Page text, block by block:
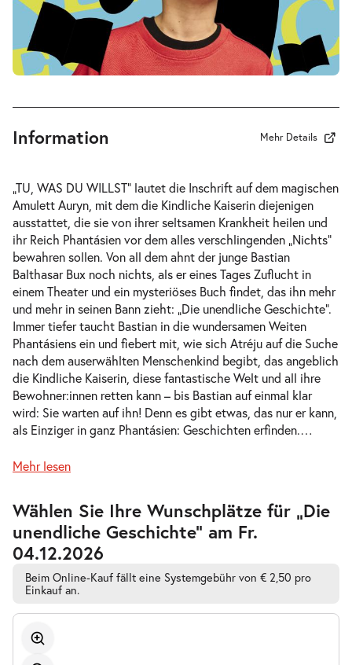
Die unendliche Geschichte-
Fr.
02.10.2026
Fr. 02.10.2026
Tickets
Die unendliche Geschichte-
Fr.
02.10.2026
Fr. 02.10.2026
16:00–18:00 Uhr
Tickets
Die unendliche Geschichte-
Mi.
11.11.2026
Mi. 11.11.2026
10:30–12:30 Uhr
Tickets
Mi.
11.11.2026
Mi. 11.11.2026
16:00–18:00 Uhr
Tickets
Information Mehr Details
„TU, WAS DU WILLST“ lautet die Inschrift auf dem magischen
Amulett Auryn, mit dem die Kindliche Kaiserin diejenigen
ausstattet, die sie von ihrer seltsamen Krankheit heilen und
ihr Reich Phantásien vor dem alles verschlingenden „Nichts“
bewahren sollen. Von all dem ahnt der junge Bastian
Balthasar Bux noch nichts, als er eines Tages Zuflucht in
einem Theater und ein mysteriöses Buch findet, das ihn mehr
und mehr in seinen Bann zieht: „Die unendliche Geschichte“.
Immer tiefer taucht Bastian in die wundersamen Weiten
Phantásiens ein und fiebert mit, wie sich Atréju auf die Suche
nach dem auserwählten Menschenkind begibt, das angeblich
die Kindliche Kaiserin, diese fantastische Welt und all ihre
Bewohner:innen retten kann – bis Bastian auf einmal klar
wird: Sie warten auf ihn! Denn es gibt etwas, das nur er kann,
als Einziger in ganz Phantásien: Geschichten erfinden.…
Mehr lesen
Wählen Sie Ihre Wunschplätze für „Die
unendliche Geschichte” am Fr.
04.12.2026
Beim Online-Kauf fällt eine Systemgebühr von € 2,50 pro
Einkauf an.
Zur
barrierefreien
automatischen
Bestplatzwahl